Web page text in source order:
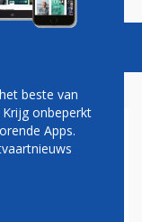
beste van
onbeperkt
Apps.